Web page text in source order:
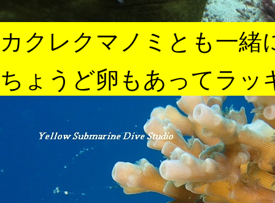
カクレクマノミとも一緒
ちょうど卵もあってラッ